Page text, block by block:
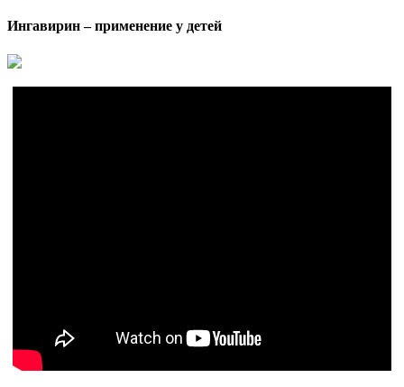
Ингавирин – применение у детей